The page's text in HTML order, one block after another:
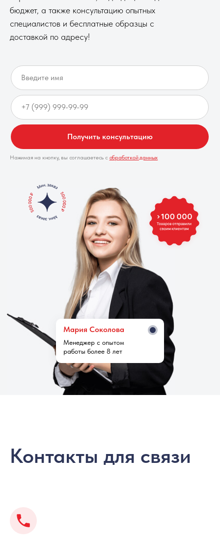
бюджет, а также консультацию опытных
специалистов и бесплатные образцы с
доставкой по адресу!
Менеджер с опытом
работы более 8 лет
Мария Cоколова
Получить консультацию
Нажимая на кнопку, вы соглашаетесь с обработкой данных
Контакты для связи